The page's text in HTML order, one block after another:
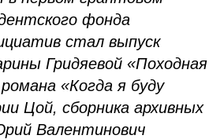
фонда
стал выпуск
Гридяевой «Походная
«Когда я буду
Цой, сборника архивных
Валентинович